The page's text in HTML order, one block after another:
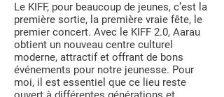
Le KIFF, pour beaucoup de jeunes, c’est la
première sortie, la première vraie fête, le
premier concert. Avec le KIFF 2.0, Aarau
obtient un nouveau centre culturel
moderne, attractif et offrant de bons
événements pour notre jeunesse. Pour
moi, il est essentiel que ce lieu reste